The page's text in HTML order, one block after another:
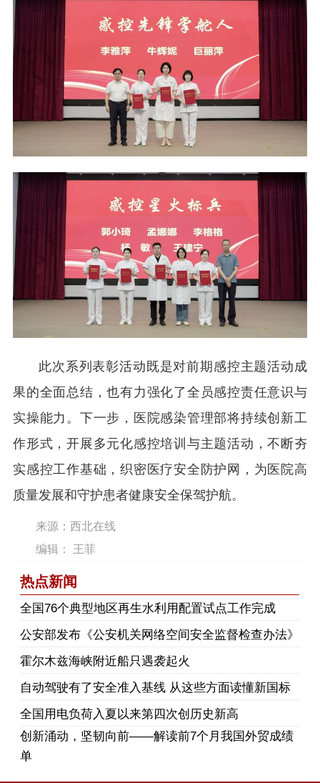
此次系列表彰活动既是对前期感控主题活动成
果的全面总结，也有力强化了全员感控责任意识与
实操能力。下一步，医院感染管理部将持续创新工
作形式，开展多元化感控培训与主题活动，不断夯
实感控工作基础，织密医疗安全防护网，为医院高
质量发展和守护患者健康安全保驾护航。
来源：西北在线
编辑： 王菲
热点新闻
​全国76个典型地区再生水利用配置试点工作完成
公安部发布《公安机关网络空间安全监督检查办法》
霍尔木兹海峡附近船只遇袭起火
自动驾驶有了安全准入基线 从这些方面读懂新国标
全国用电负荷入夏以来第四次创历史新高
创新涌动，坚韧向前——解读前7个月我国外贸成绩
单